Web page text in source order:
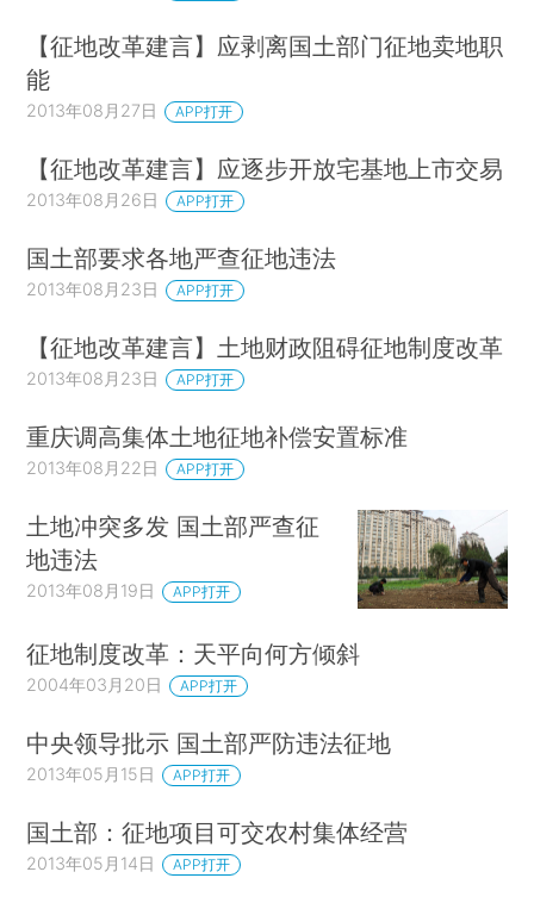
【征地改革建言】应剥离国土部门征地卖地职
能
2013年08月27日 APP打开
【征地改革建言】应逐步开放宅基地上市交易
2013年08月26日 APP打开
国土部要求各地严查征地违法
2013年08月23日 APP打开
【征地改革建言】土地财政阻碍征地制度改革
2013年08月23日 APP打开
重庆调高集体土地征地补偿安置标准
2013年08月22日 APP打开
土地冲突多发 国土部严查征
地违法
2013年08月19日 APP打开
征地制度改革：天平向何方倾斜
2004年03月20日 APP打开
中央领导批示 国土部严防违法征地
2013年05月15日 APP打开
国土部：征地项目可交农村集体经营
2013年05月14日 APP打开